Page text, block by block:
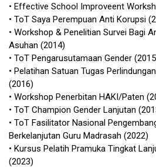
• Effective School Improveent
• ToT Saya Perempuan Anti Korupsi
• Workshop & Penelitian Survei Bagi
Asuhan (2014)
• ToT Pengarusutamaan Gender
• Pelatihan Satuan Tugas
(2016)
• Workshop Penerbitan HAKI/Paten
• ToT Champion Gender Lanjutan
• ToT Fasilitator Nasional
Berkelanjutan Guru Madrasah (2022)
• Kursus Pelatih Pramuka Tingkat
(2023)